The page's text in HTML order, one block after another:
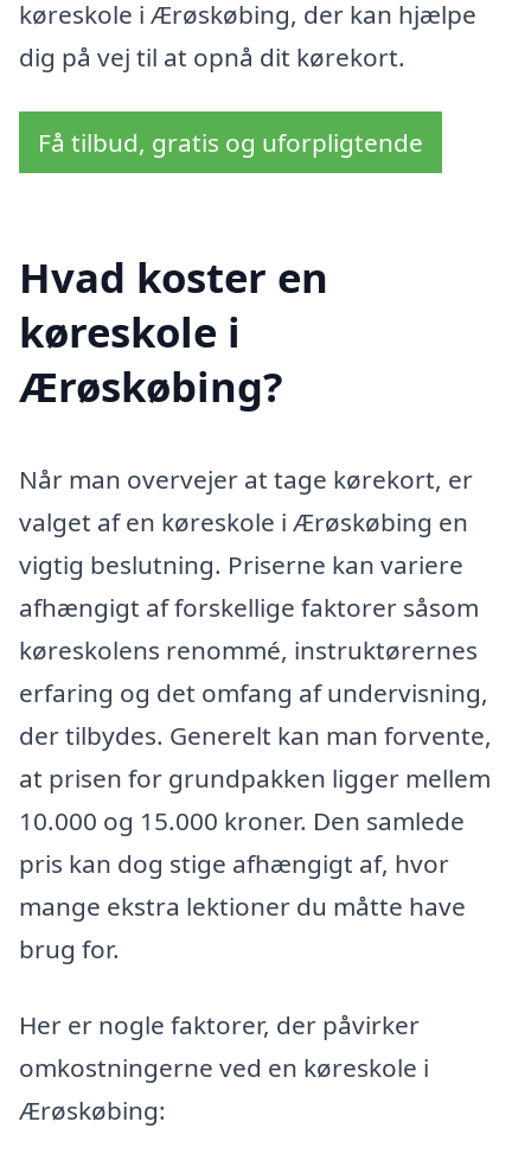
køreskole i Ærøskøbing, der kan hjælpe
dig på vej til at opnå dit kørekort.
Få tilbud, gratis og uforpligtende
Hvad koster en
køreskole i
Ærøskøbing?
Når man overvejer at tage kørekort, er
valget af en køreskole i Ærøskøbing en
vigtig beslutning. Priserne kan variere
afhængigt af forskellige faktorer såsom
køreskolens renommé, instruktørernes
erfaring og det omfang af undervisning,
der tilbydes. Generelt kan man forvente,
at prisen for grundpakken ligger mellem
10.000 og 15.000 kroner. Den samlede
pris kan dog stige afhængigt af, hvor
mange ekstra lektioner du måtte have
brug for.
Her er nogle faktorer, der påvirker
omkostningerne ved en køreskole i
Ærøskøbing: